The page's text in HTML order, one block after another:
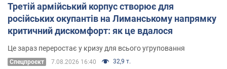
Третій армійський корпус створює для
російських окупантів на Лиманському напрямку
критичний дискомфорт: як це вдалося
Це зараз переростає у кризу для всього угруповання
Cпецпроєкт 7.08.2026 16:40 32,9 т.